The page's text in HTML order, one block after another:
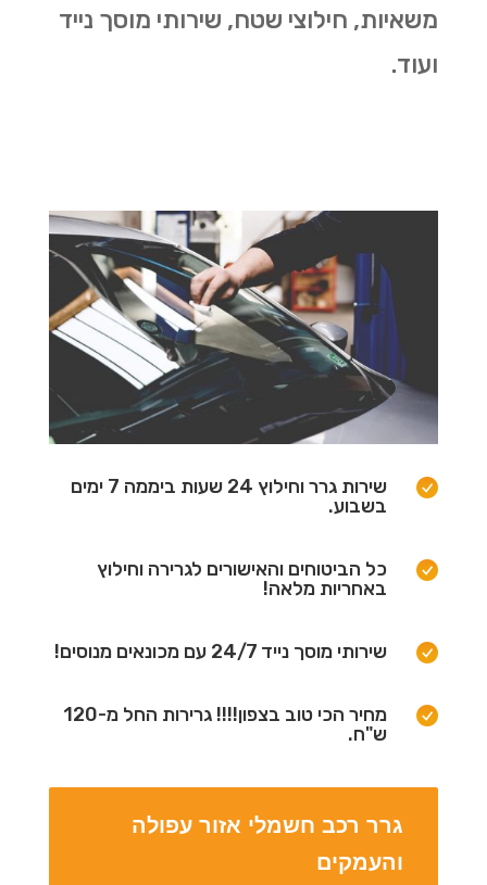
משאיות, חילוצי שטח, שירותי מוסך נייד
ועוד.
שירות גרר וחילוץ 24 שעות ביממה 7 ימים
בשבוע.
כל הביטוחים והאישורים לגרירה וחילוץ
באחריות מלאה!
שירותי מוסך נייד 24/7 עם מכונאים מנוסים!
מחיר הכי טוב בצפון!!!! גרירות החל מ-120
ש"ח.
גרר רכב חשמלי אזור עפולה
והעמקים